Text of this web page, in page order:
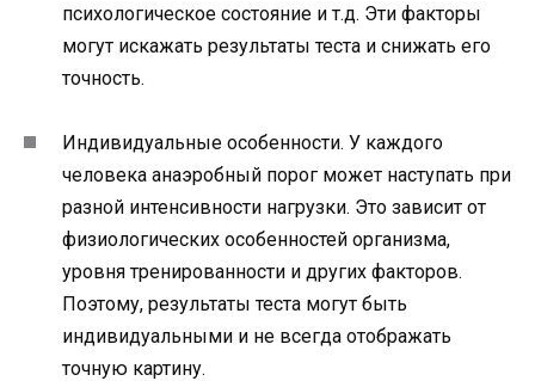
психологическое состояние и т.д. Эти факторы
могут искажать результаты теста и снижать его
точность.
Индивидуальные особенности. У каждого
человека анаэробный порог может наступать при
разной интенсивности нагрузки. Это зависит от
физиологических особенностей организма,
уровня тренированности и других факторов.
Поэтому, результаты теста могут быть
индивидуальными и не всегда отображать
точную картину.